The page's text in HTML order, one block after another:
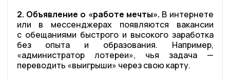
2. Объявление о «работе мечты». В интернете
или в мессенджерах появляются вакансии
с обещаниями быстрого и высокого заработка
без опыта и образования. Например,
«администратор лотереи», чья задача —
переводить «выигрыши» через свою карту.